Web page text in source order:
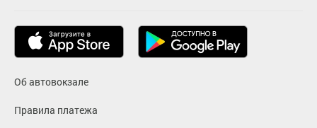
Об автовокзале
Правила платежа